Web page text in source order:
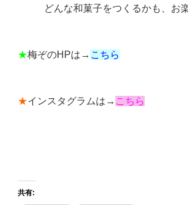
どんな和菓子をつくるかも、お
★梅ぞのHPは→ こちら
★インスタグラムは→ こちら
共有: